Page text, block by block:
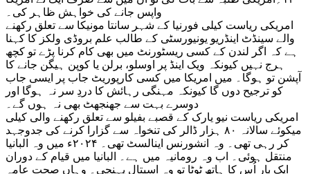
واپس جانے کی خواہش ظاہر کی۔
امریکی ریاست کیلی فورنیا کے شہر سانتا مونیکا سے تعلق رکھنے
والے سینڈٹ اینڈریو یونیورسٹی کے طالب علم بروڈی ولکز کا کہنا
ہے کہ اگر لندن کے کسی ریسٹورنٹ میں بھی کام کرنا پڑے تو کچھ
ہرج نہیں کیونکہ ویک اینڈ پر اوسلو، برلن یا کوپن ہیگن جانے کا
آپشن تو ہوگا۔ میں امریکا میں کسی کارپوریٹ جاب پر ایسی جاب
کو ترجیح دوں گا کیونکہ مہنگی رہائش کا دردِ سر نہ ہوگا اور
دوسرے بہت سے جھنجھٹ بھی نہ ہوں گے۔
امریکی ریاست نیو یارک کے قصبے بفیلو سے تعلق رکھنے والی کیلی
میکوئے سالانہ ۸۰ ہزار ڈالر کی تنخواہ سے گزارا کرنے کی جدوجہد
کر رہی تھی۔ وہ انشورنس اینالسٹ تھی۔ ۲۰۲۴ء میں وہ البانیا
منتقل ہوئی۔ اب وہ رومانیہ میں ہے۔ البانیا میں قیام کے دوران
ایک بار اُس کا ہاتھ ٹوٹا تو وہ اسپتال پہنچی۔ وہاں صحتِ عامہ